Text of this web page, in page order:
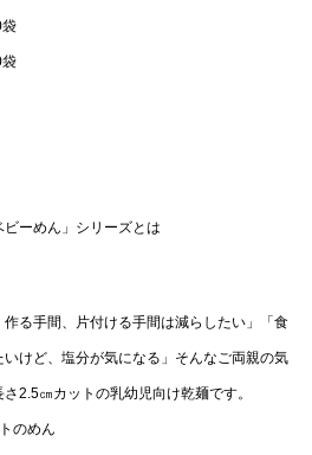
袋
袋
ーめん」シリーズとは
作る手間、片付ける手間は減らしたい」「食
けど、塩分が気になる」そんなご両親の気
2.5㎝カットの乳幼児向け乾麺です。
のめん